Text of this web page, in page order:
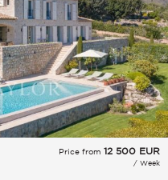
Price from 12 500 EUR
/ Week